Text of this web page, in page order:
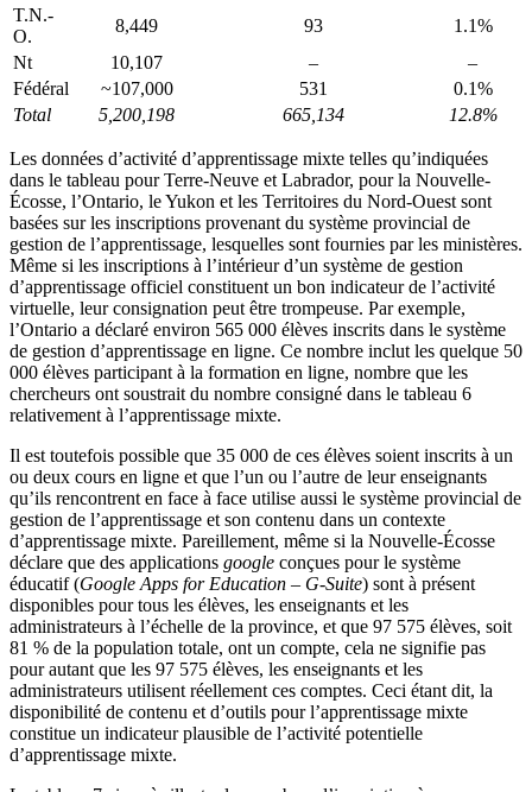
T.N.-
O.
8,449 93
1.1%
Nt
10,107 –
–
Fédéral
~107,000 531
0.1%
Total
5,200,198 665,134 12.8%
Les données d’activité d’apprentissage mixte telles qu’indiquées
dans le tableau pour Terre-Neuve et Labrador, pour la Nouvelle-
Écosse, l’Ontario, le Yukon et les Territoires du Nord-Ouest sont
basées sur les inscriptions provenant du système provincial de
gestion de l’apprentissage, lesquelles sont fournies par les ministères.
Même si les inscriptions à l’intérieur d’un système de gestion
d’apprentissage officiel constituent un bon indicateur de l’activité
virtuelle, leur consignation peut être trompeuse. Par exemple,
l’Ontario a déclaré environ 565 000 élèves inscrits dans le système
de gestion d’apprentissage en ligne. Ce nombre inclut les quelque 50
000 élèves participant à la formation en ligne, nombre que les
chercheurs ont soustrait du nombre consigné dans le tableau 6
relativement à l’apprentissage mixte.
Il est toutefois possible que 35 000 de ces élèves soient inscrits à un
ou deux cours en ligne et que l’un ou l’autre de leur enseignants
qu’ils rencontrent en face à face utilise aussi le système provincial de
gestion de l’apprentissage et son contenu dans un contexte
d’apprentissage mixte. Pareillement, même si la Nouvelle-Écosse
déclare que des applications google conçues pour le système
éducatif (Google Apps for Education – G-Suite) sont à présent
disponibles pour tous les élèves, les enseignants et les
administrateurs à l’échelle de la province, et que 97 575 élèves, soit
81 % de la population totale, ont un compte, cela ne signifie pas
pour autant que les 97 575 élèves, les enseignants et les
administrateurs utilisent réellement ces comptes. Ceci étant dit, la
disponibilité de contenu et d’outils pour l’apprentissage mixte
constitue un indicateur plausible de l’activité potentielle
d’apprentissage mixte.